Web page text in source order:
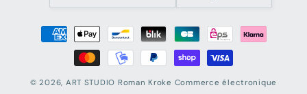
Moyens
paiement
© 2026, ART STUDIO Roman Kroke Commerce électronique